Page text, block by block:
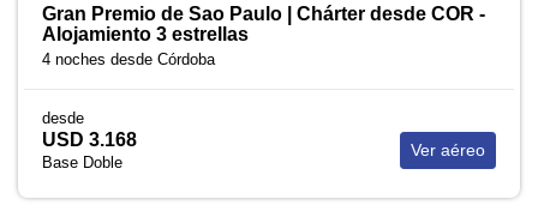
Gran Premio de Sao Paulo | Chárter desde COR -
Alojamiento 3 estrellas
4 noches desde Córdoba
desde
USD 3.168
Base Doble
Ver aéreo